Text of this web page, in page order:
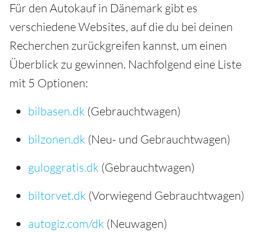
Für den Autokauf in Dänemark gibt es
verschiedene Websites, auf die du bei deinen
Recherchen zurückgreifen kannst, um einen
Überblick zu gewinnen. Nachfolgend eine Liste
mit 5 Optionen:
bilbasen.dk (Gebrauchtwagen)
bilzonen.dk (Neu- und Gebrauchtwagen)
guloggratis.dk (Gebrauchtwagen)
biltorvet.dk (Vorwiegend Gebrauchtwagen)
autogiz.com/dk (Neuwagen)